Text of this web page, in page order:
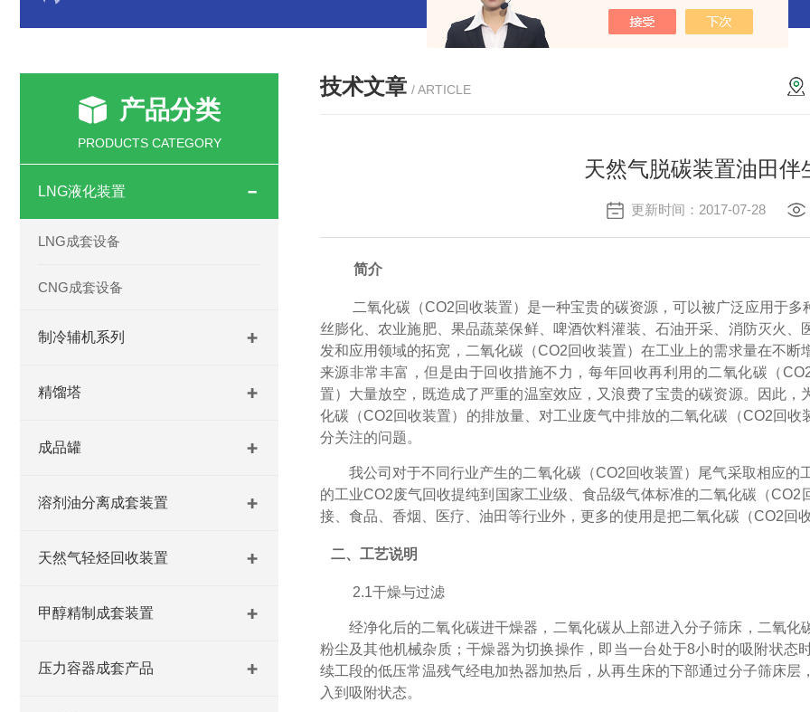
产品分类
PRODUCTS CATEGORY
LNG液化装置
LNG成套设备
CNG成套设备
制冷辅机系列
精馏塔
成品罐
溶剂油分离成套装置
天然气轻烃回收装置
甲醇精制成套装置
压力容器成套产品
技术文章 / ARTICLE
天然气脱碳装置油田伴
更新时间：2017-07-28
简介
二氧化碳（CO2回收装置）是一种宝贵的碳资源，可以被广泛应用于
丝膨化、农业施肥、果品蔬菜保鲜、啤酒饮料灌装、石油开采、消防灭火
发和应用领域的拓宽，二氧化碳（CO2回收装置）在工业上的需求量在不
来源非常丰富，但是由于回收措施不力，每年回收再利用的二氧化碳（
置）大量放空，既造成了严重的温室效应，又浪费了宝贵的碳资源。因此
化碳（CO2回收装置）的排放量、对工业废气中排放的二氧化碳（CO2回
分关注的问题。
我公司对于不同行业产生的二氧化碳（CO2回收装置）尾气采取相应的
的工业CO2废气回收提纯到国家工业级、食品级气体标准的二氧化碳（
接、食品、香烟、医疗、油田等行业外，更多的使用是把二氧化碳（CO2回
二、工艺说明
2.1干燥与过滤
经净化后的二氧化碳进干燥器，二氧化碳从上部进入分子筛床，二氧
粉尘及其他机械杂质；干燥器为切换操作，即当一台处于8小时的吸附状态
续工段的低压常温残气经电加热器加热后，从再生床的下部通过分子筛床
入到吸附状态。